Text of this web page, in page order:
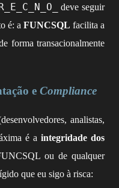
deve seguir
é: a FUNCSQL facilita a
forma transacionalmente
e Compliance
analistas,
é a integridade dos
ou de qualquer
que eu sigo à risca: